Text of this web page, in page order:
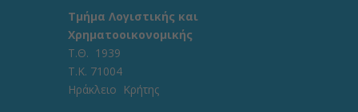
Τμήμα Λογιστικής και
Χρηματοοικονομικής
Τ.Θ. 1939
Τ.Κ. 71004
Ηράκλειο Κρήτης